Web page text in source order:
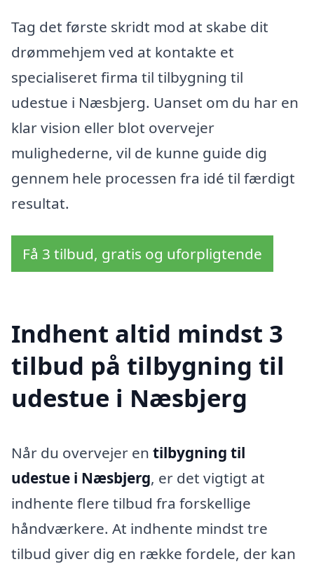
Tag det første skridt mod at skabe dit
drømmehjem ved at kontakte et
specialiseret firma til tilbygning til
udestue i Næsbjerg. Uanset om du har en
klar vision eller blot overvejer
mulighederne, vil de kunne guide dig
gennem hele processen fra idé til færdigt
resultat.
Få 3 tilbud, gratis og uforpligtende
Indhent altid mindst 3
tilbud på tilbygning til
udestue i Næsbjerg
Når du overvejer en tilbygning til
udestue i Næsbjerg, er det vigtigt at
indhente flere tilbud fra forskellige
håndværkere. At indhente mindst tre
tilbud giver dig en række fordele, der kan